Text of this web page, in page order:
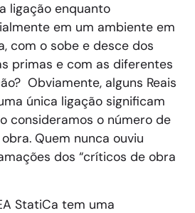
ligação enquanto
em um ambiente em
com o sobe e desce dos
primas e com as diferentes
Obviamente, alguns Reais
única ligação significam
consideramos o número de
Quem nunca ouviu
dos “críticos de obra
StatiCa tem uma